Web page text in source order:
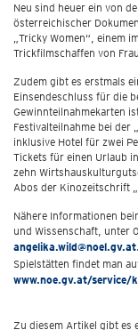
Neu sind heuer ein von
österreichischer
„Tricky Women“, einem
Trickfilmschaffen von
Zudem gibt es erstmals
Einsendeschluss für die
Gewinnteilnahmekarten
Festivalteilnahme bei der
inklusive Hotel für zwei
Tickets für einen Urlaub
zehn
Abos der Kinozeitschrift
Nähere Informationen
und Wissenschaft, unter
angelika.wild@noel.gv.at
Spielstätten findet man
www.noe.gv.at/
Zu diesem Artikel gibt es